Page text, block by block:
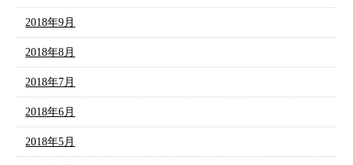
2018年9月
2018年8月
2018年7月
2018年6月
2018年5月